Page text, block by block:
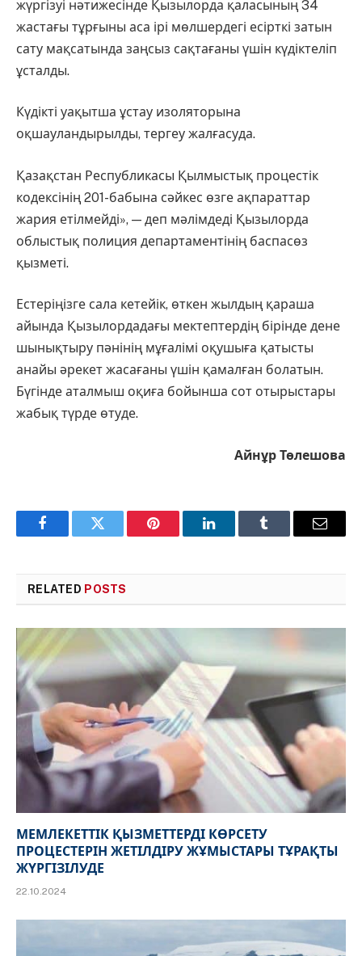
жүргізуі нәтижесінде Қызылорда қаласының 34
жастағы тұрғыны аса ірі мөлшердегі есірткі затын
сату мақсатында заңсыз сақтағаны үшін күдіктеліп
ұсталды.
Күдікті уақытша ұстау изоляторына
оқшауландырылды, тергеу жалғасуда.
Қазақстан Республикасы Қылмыстық процестік
кодексінің 201-бабына сәйкес өзге ақпараттар
жария етілмейді», — деп мәлімдеді Қызылорда
облыстық полиция департаментінің баспасөз
қызметі.
Естеріңізге сала кетейік, өткен жылдың қараша
айында Қызылордадағы мектептердің бірінде дене
шынықтыру пәнінің мұғалімі оқушыға қатысты
анайы әрекет жасағаны үшін қамалған болатын.
Бүгінде аталмыш оқиға бойынша сот отырыстары
жабық түрде өтуде.
Айнұр Төлешова
FacebookTwitter Pinterest LinkedInTumblr Email
RELATED POSTS
МЕМЛЕКЕТТІК ҚЫЗМЕТТЕРДІ КӨРСЕТУ
ПРОЦЕСТЕРІН ЖЕТІЛДІРУ ЖҰМЫСТАРЫ ТҰРАҚТЫ
ЖҮРГІЗІЛУДЕ
22.10.2024